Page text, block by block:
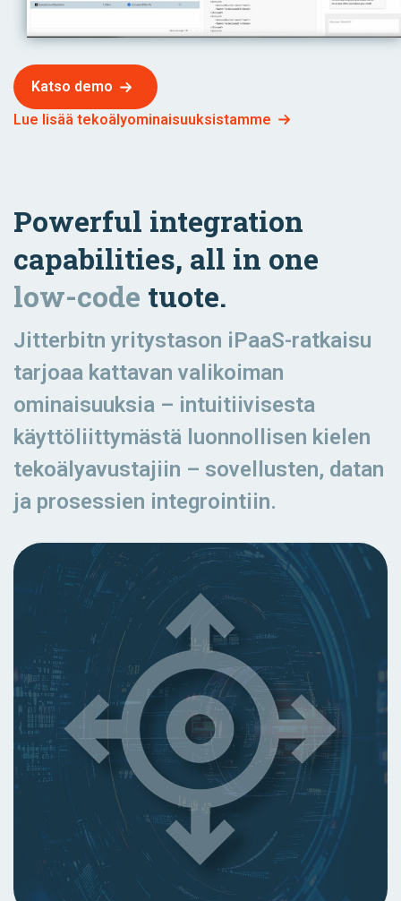
Katso demo
Lue lisää tekoälyominaisuuksistamme
Powerful integration
capabilities, all in one
low-code tuote.
Jitterbitn yritystason iPaaS-ratkaisu
tarjoaa kattavan valikoiman
ominaisuuksia – intuitiivisesta
käyttöliittymästä luonnollisen kielen
tekoälyavustajiin – sovellusten, datan
ja prosessien integrointiin.